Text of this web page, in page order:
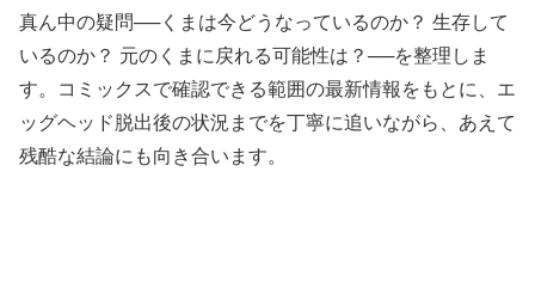
真ん中の疑問──くまは今どうなっているのか？ 生存して
いるのか？ 元のくまに戻れる可能性は？──を整理しま
す。コミックスで確認できる範囲の最新情報をもとに、エ
ッグヘッド脱出後の状況までを丁寧に追いながら、あえて
残酷な結論にも向き合います。